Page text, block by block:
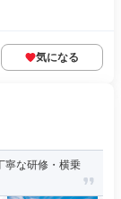
気になる
な研修・横乗